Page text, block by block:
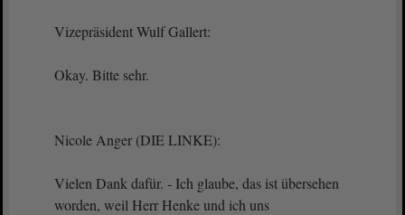
Vizepräsident Wulf Gallert:
Okay. Bitte sehr.
Nicole Anger (DIE LINKE):
Vielen Dank dafür. - Ich glaube, das ist übersehen
worden, weil Herr Henke und ich uns